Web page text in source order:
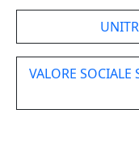
VALORE SOCIALE